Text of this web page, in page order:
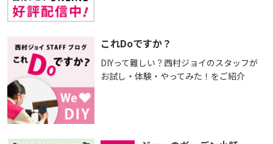
これDoですか？
DIYって難しい？西村ジョイのスタッフが
お試し・体験・やってみた！をご紹介